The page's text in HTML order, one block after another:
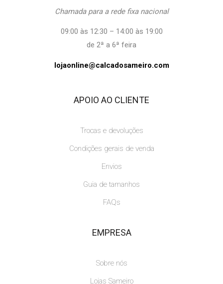
Chamada para a rede fixa nacional
09:00 às 12:30 – 14:00 às 19:00
de 2ª a 6ª feira
lojaonline@calcadosameiro.com
APOIO AO CLIENTE
Trocas e devoluções
Condições gerais de venda
Envios
Guia de tamanhos
FAQs
EMPRESA
Sobre nós
Lojas Sameiro